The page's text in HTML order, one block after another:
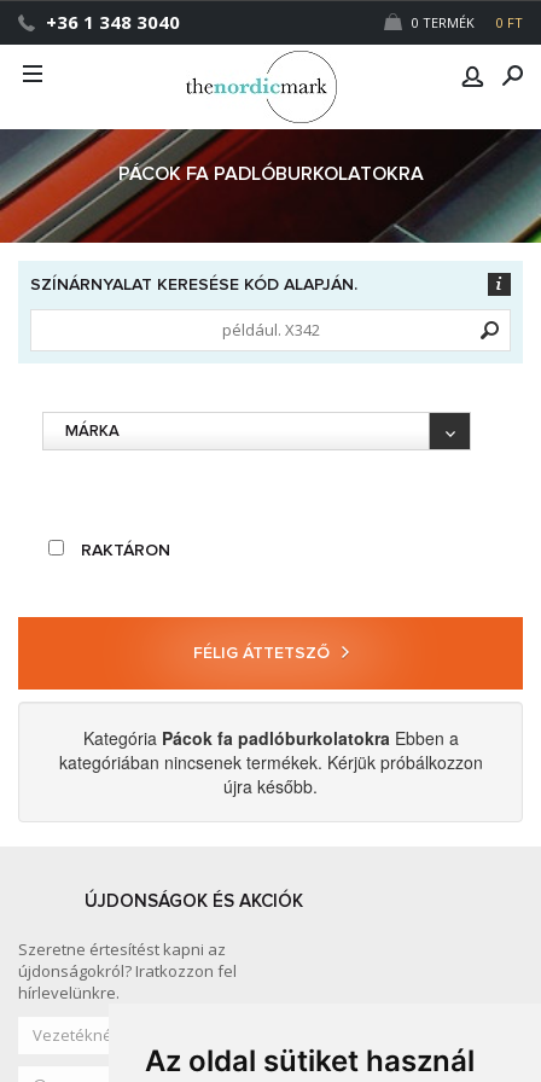
Az oldal sütiket használ
+36 1 348 3040 0 TERMÉK 0 FT
PÁCOK FA PADLÓBURKOLATOKRA
SZÍNÁRNYALAT KERESÉSE KÓD ALAPJÁN.
RAKTÁRON
MÁRKA
FÉLIG ÁTTETSZŐ
Kategória Pácok fa padlóburkolatokraEbben a
kategóriában nincsenek termékek. Kérjük próbálkozzon
újra később.
ÚJDONSÁGOK ÉS AKCIÓK
Szeretne értesítést kapni az
újdonságokról? Iratkozzon fel
hírlevelünkre.